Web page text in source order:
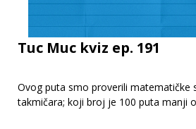
Tuc Muc kviz ep. 191
Ovog puta smo proverili matematičke
takmičara; koji broj je 100 puta manji